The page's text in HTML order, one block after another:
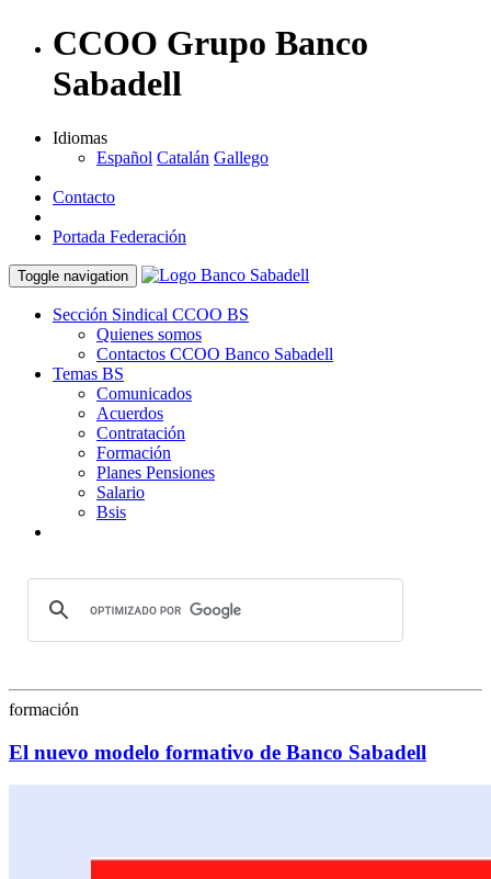
CCOO Grupo Banco
Sabadell
Idiomas
Español Catalán Gallego
Contacto
Portada Federación
Toggle navigation
Sección Sindical CCOO BS
Quienes somos
Contactos CCOO Banco Sabadell
Temas BS
Comunicados
Acuerdos
Contratación
Formación
Planes Pensiones
Salario
Bsis
formación
El nuevo modelo formativo de Banco Sabadell